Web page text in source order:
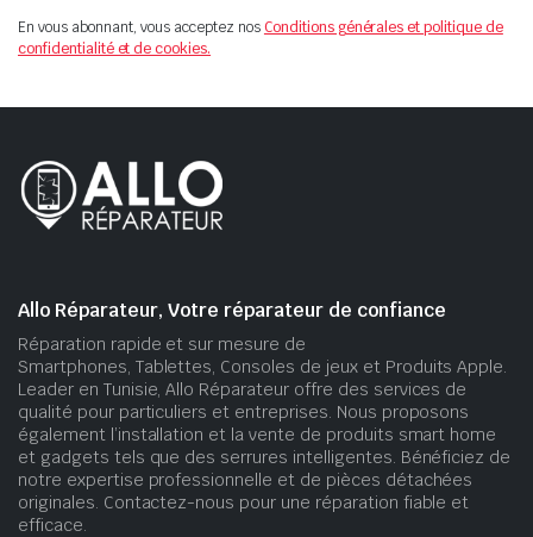
En vous abonnant, vous acceptez nosConditions générales et politique de
confidentialité et de cookies.
Allo Réparateur, Votre réparateur de confiance
Réparation rapide et sur mesure de
Smartphones, Tablettes, Consoles de jeux et Produits Apple.
Leader en Tunisie, Allo Réparateur offre des services de
qualité pour particuliers et entreprises. Nous proposons
également l’installation et la vente de produits smart home
et gadgets tels que des serrures intelligentes. Bénéficiez de
notre expertise professionnelle et de pièces détachées
originales. Contactez-nous pour une réparation fiable et
efficace.